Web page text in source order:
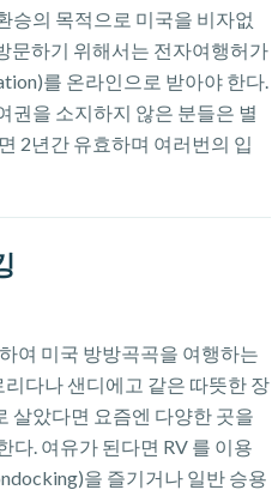
승의 목적으로 미국을 비자없
문하기 위해서는 전자여행허가
를 온라인으로 받아야 한다.
권을 소지하지 않은 분들은 별
2년간 유효하며 여러번의 입
여 미국 방방곡곡을 여행하는
다나 샌디에고 같은 따뜻한 장
살았다면 요즘엔 다양한 곳을
다. 여유가 된다면 RV 를 이용
을 즐기거나 일반 승용